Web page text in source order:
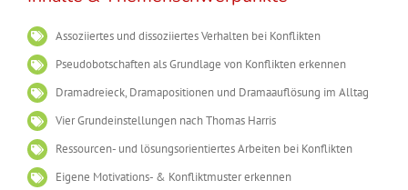
Assoziiertes und dissoziiertes Verhalten bei Konflikten
Pseudobotschaften als Grundlage von Konflikten erkennen
Dramadreieck, Dramapositionen und Dramaauflösung im Alltag
Vier Grundeinstellungen nach Thomas Harris
Ressourcen- und lösungsorientiertes Arbeiten bei Konflikten
Eigene Motivations- & Konfliktmuster erkennen